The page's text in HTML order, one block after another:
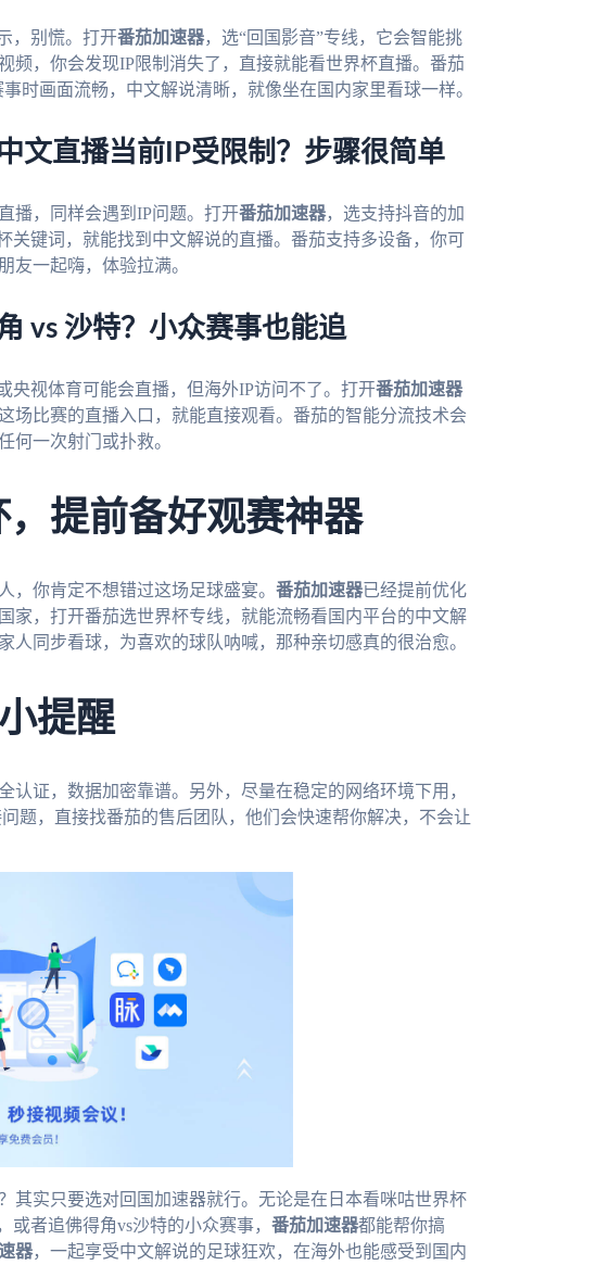
，别慌。打开番茄加速器，选“回国影音”专线，它会智能挑
频，你会发现IP限制消失了，直接就能看世界杯直播。番茄
时画面流畅，中文解说清晰，就像坐在国内家里看球一样。
文直播当前IP受限制？步骤很简单
播，同样会遇到IP问题。打开番茄加速器，选支持抖音的加
关键词，就能找到中文解说的直播。番茄支持多设备，你可
友一起嗨，体验拉满。
vs 沙特？小众赛事也能追
央视体育可能会直播，但海外IP访问不了。打开番茄加速器
场比赛的直播入口，就能直接观看。番茄的智能分流技术会
何一次射门或扑救。
提前备好观赛神器
，你肯定不想错过这场足球盛宴。 番茄加速器已经提前优化
家，打开番茄选世界杯专线，就能流畅看国内平台的中文解
人同步看球，为喜欢的球队呐喊，那种亲切感真的很治愈。
提醒
认证，数据加密靠谱。另外，尽量在稳定的网络环境下用，
题，直接找番茄的售后团队，他们会快速帮你解决，不会让
实只要选对回国加速器就行。无论是在日本看咪咕世界杯
者追佛得角vs沙特的小众赛事， 番茄加速器都能帮你搞
器，一起享受中文解说的足球狂欢，在海外也能感受到国内